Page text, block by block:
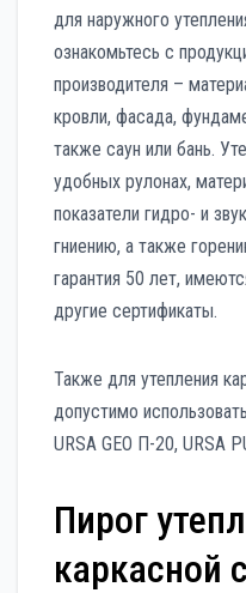
для наружного
ознакомьтесь с
производителя –
кровли, фасада,
также саун или бань.
удобных рулонах,
показатели гидро- и
гниению, а также
гарантия 50 лет,
другие сертификаты.
Также для утепления
допустимо
URSA GEO П-20, URSA
Пирог
каркасной